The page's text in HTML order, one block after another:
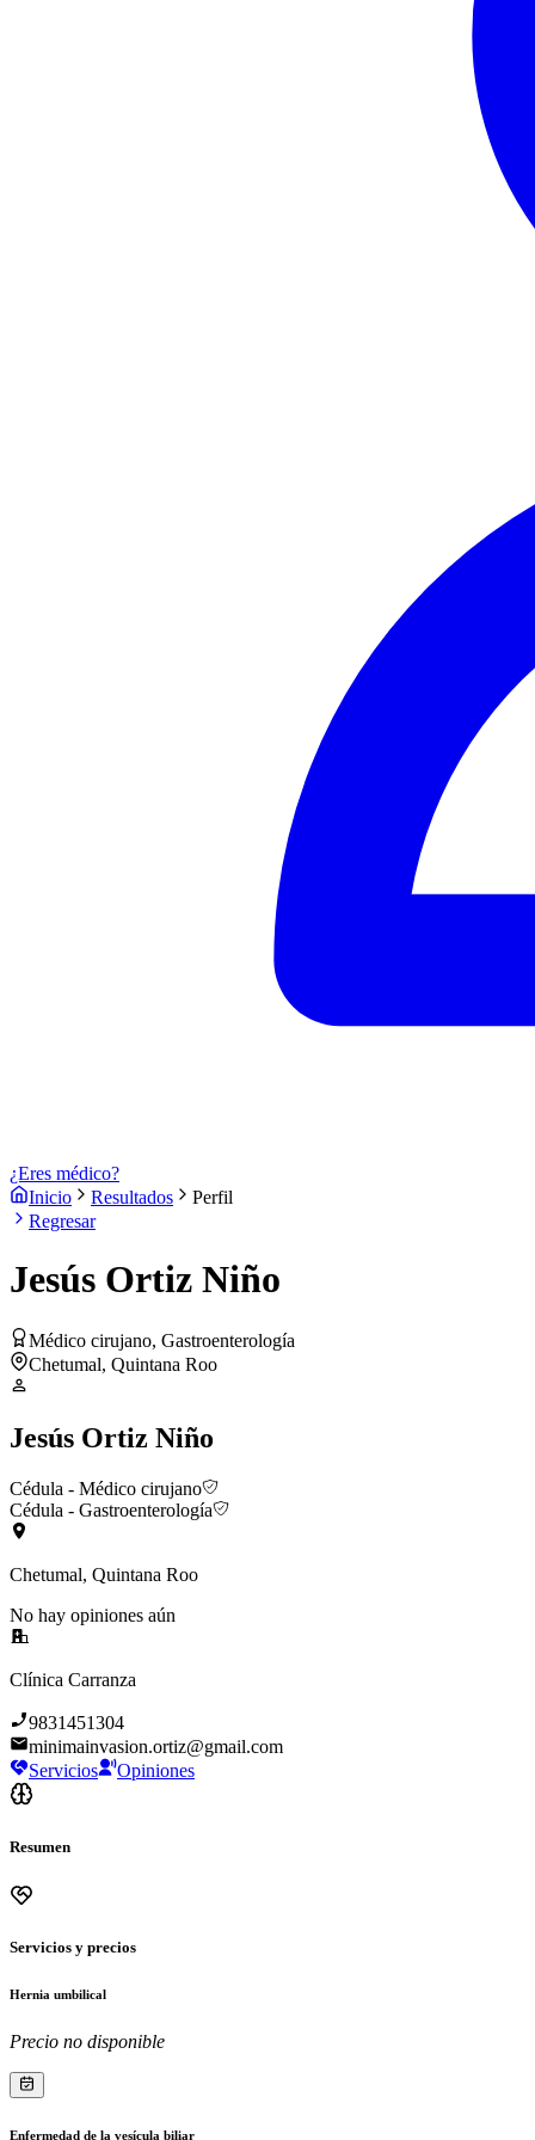
¿Eres médico?
Inicio
Resultados
Perfil
Regresar
Jesús Ortiz Niño
Médico cirujano, Gastroenterología
Chetumal, Quintana Roo
Jesús Ortiz Niño
Cédula - Médico cirujano
Cédula - Gastroenterología
Chetumal, Quintana Roo
No hay opiniones aún
Clínica Carranza
9831451304
minimainvasion.ortiz@gmail.com
Servicios
Opiniones
Resumen
Servicios y precios
Hernia umbilical
Precio no disponible
Enfermedad de la vesícula biliar